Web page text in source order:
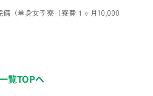
備（単身女子寮〔寮費１ヶ月10,000
覧TOPへ